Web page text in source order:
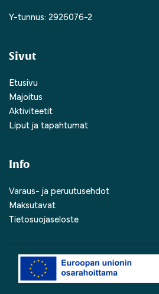
Y-tunnus: 2926076-2
Sivut
Etusivu
Majoitus
Aktiviteetit
Liput ja tapahtumat
Info
Varaus- ja peruutusehdot
Maksutavat
Tietosuojaseloste